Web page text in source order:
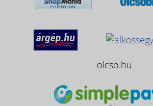
olcso.hu